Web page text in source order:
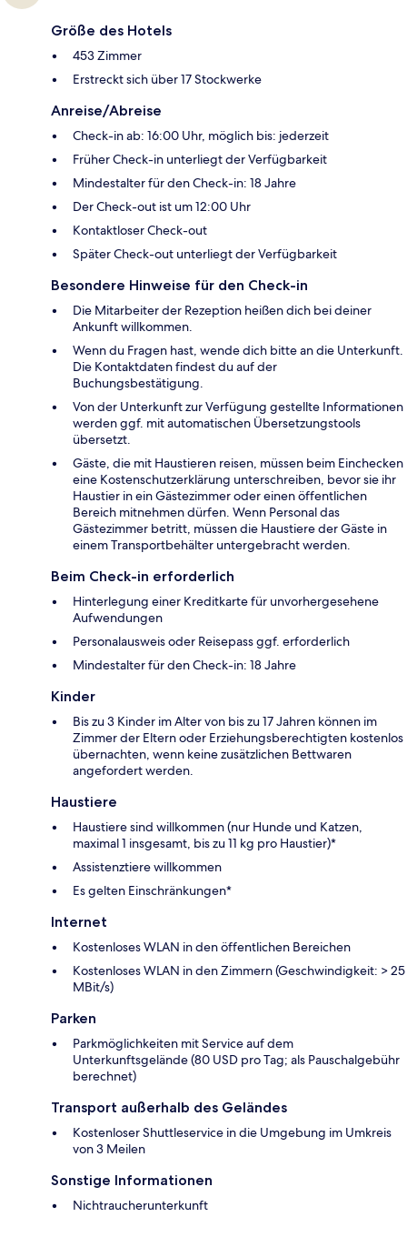
Größe des Hotels
453 Zimmer
Erstreckt sich über 17 Stockwerke
Anreise/Abreise
Check-in ab: 16:00 Uhr, möglich bis: jederzeit
Früher Check-in unterliegt der Verfügbarkeit
Mindestalter für den Check-in: 18 Jahre
Der Check-out ist um 12:00 Uhr
Kontaktloser Check-out
Später Check-out unterliegt der Verfügbarkeit
Besondere Hinweise für den Check-in
Die Mitarbeiter der Rezeption heißen dich bei deiner
Ankunft willkommen.
Wenn du Fragen hast, wende dich bitte an die Unterkunft.
Die Kontaktdaten findest du auf der
Buchungsbestätigung.
Von der Unterkunft zur Verfügung gestellte Informationen
werden ggf. mit automatischen Übersetzungstools
übersetzt.
Gäste, die mit Haustieren reisen, müssen beim Einchecken
eine Kostenschutzerklärung unterschreiben, bevor sie ihr
Haustier in ein Gästezimmer oder einen öffentlichen
Bereich mitnehmen dürfen. Wenn Personal das
Gästezimmer betritt, müssen die Haustiere der Gäste in
einem Transportbehälter untergebracht werden.
Beim Check-in erforderlich
Hinterlegung einer Kreditkarte für unvorhergesehene
Aufwendungen
Personalausweis oder Reisepass ggf. erforderlich
Mindestalter für den Check-in: 18 Jahre
Kinder
Bis zu 3 Kinder im Alter von bis zu 17 Jahren können im
Zimmer der Eltern oder Erziehungsberechtigten kostenlos
übernachten, wenn keine zusätzlichen Bettwaren
angefordert werden.
Haustiere
Haustiere sind willkommen (nur Hunde und Katzen,
maximal 1 insgesamt, bis zu 11 kg pro Haustier)*
Assistenztiere willkommen
Es gelten Einschränkungen*
Internet
Kostenloses WLAN in den öffentlichen Bereichen
Kostenloses WLAN in den Zimmern (Geschwindigkeit: > 25
MBit/s)
Parken
Parkmöglichkeiten mit Service auf dem
Unterkunftsgelände (80 USD pro Tag; als Pauschalgebühr
berechnet)
Transport außerhalb des Geländes
Kostenloser Shuttleservice in die Umgebung im Umkreis
von 3 Meilen
Sonstige Informationen
Nichtraucherunterkunft